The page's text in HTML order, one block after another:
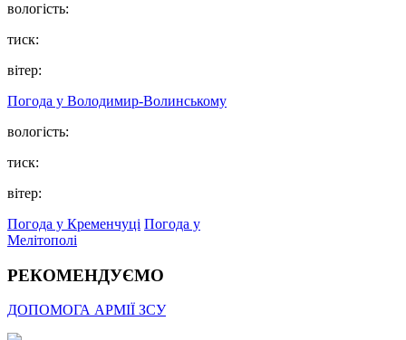
вологість:
тиск:
вітер:
Погода у Володимир-Волинському
вологість:
тиск:
вітер:
Погода у Кременчуці Погода у
Мелітополі
РЕКОМЕНДУЄМО
ДОПОМОГА АРМІЇ ЗСУ